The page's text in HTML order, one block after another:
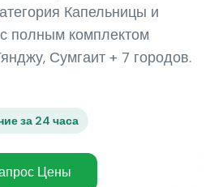
Капельницы и
полным комплектом
Сумгаит + 7 городов.
за 24 часа
Цены